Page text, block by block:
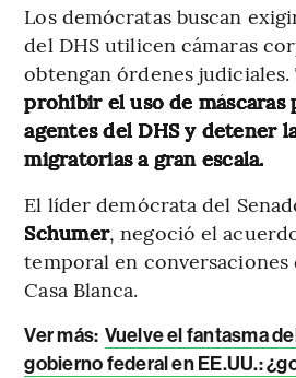
Los demócratas buscan
del DHS utilicen cámaras
obtengan órdenes
prohibir el uso de máscaras
agentes del DHS y detener
migratorias a gran escala.
El líder demócrata del
Schumer, negoció el
temporal en
Casa Blanca.
Ver más: Vuelve el fantasma
gobierno federal en EE.UU.: